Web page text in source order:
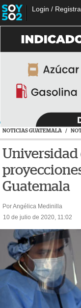
Login /
NOTICIAS GUATEMALA /
Universidad
Guatemala
Por Angélica Medinilla
10 de julio de 2020, 11:02